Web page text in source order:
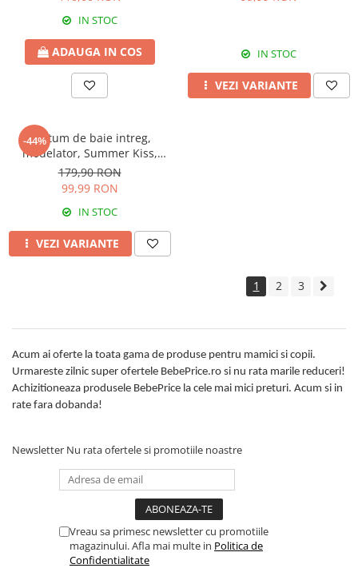
IN STOC
ADAUGA IN COS IN STOC
VEZI VARIANTE
-44%
Costum de baie intreg,
modelator, Summer Kiss,
Ciclame
179,90 RON
99,99 RON
IN STOC
VEZI VARIANTE
1 2 3
Acum ai oferte la toata gama de produse pentru mamici si copii.
Urmareste zilnic super ofertele BebePrice.ro si nu rata marile reduceri!
Achizitioneaza produsele BebePrice la cele mai mici preturi. Acum si in
rate fara dobanda!
Newsletter Nu rata ofertele si promotiile noastre
Vreau sa primesc newsletter cu promotiile
magazinului. Afla mai multe in Politica de
Confidentialitate